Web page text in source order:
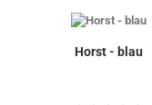
Horst - blau